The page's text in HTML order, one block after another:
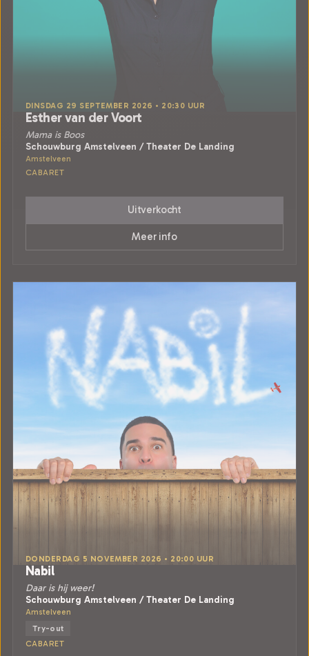
DINSDAG 29 SEPTEMBER 2026 • 20:30 UUR
Esther van der Voort
Mama is Boos
Schouwburg Amstelveen / Theater De Landing
Amstelveen
CABARET
Uitverkocht
Meer info
DONDERDAG 5 NOVEMBER 2026 • 20:00 UUR
Nabil
Daar is hij weer!
Schouwburg Amstelveen / Theater De Landing
Amstelveen
Try-out
CABARET